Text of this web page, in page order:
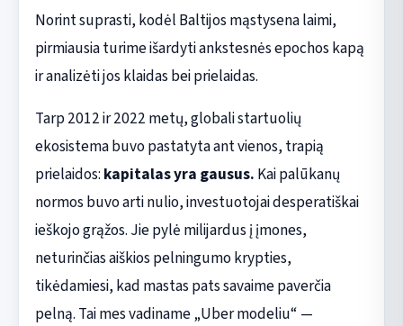
Norint suprasti, kodėl Baltijos mąstysena laimi,
pirmiausia turime išardyti ankstesnės epochos kapą
ir analizėti jos klaidas bei prielaidas.
Tarp 2012 ir 2022 metų, globali startuolių
ekosistema buvo pastatyta ant vienos, trapią
prielaidos: kapitalas yra gausus. Kai palūkanų
normos buvo arti nulio, investuotojai desperatiškai
ieškojo grąžos. Jie pylė milijardus į įmones,
neturinčias aiškios pelningumo krypties,
tikėdamiesi, kad mastas pats savaime paverčia
pelną. Tai mes vadiname „Uber modeliu“ —